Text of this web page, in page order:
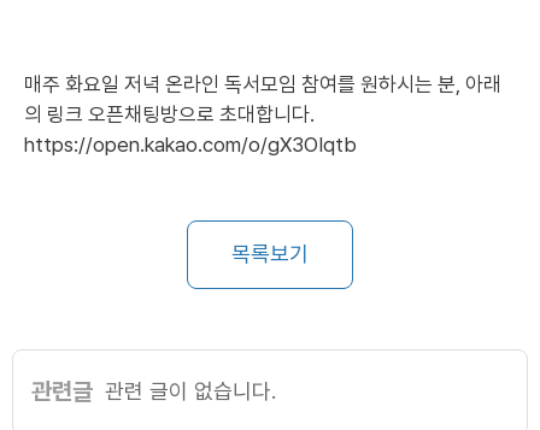
매주 화요일 저녁 온라인 독서모임 참여를 원하시는 분, 아래
의 링크 오픈채팅방으로 초대합니다.
https://open.kakao.com/o/gX3OIqtb
목록보기
관련글 관련 글이 없습니다.